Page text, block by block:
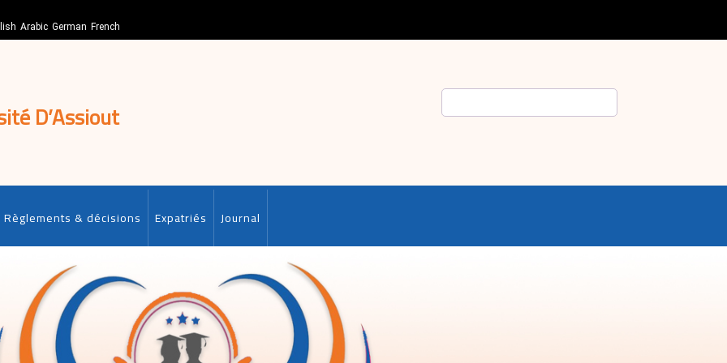
Arabic German French
D’Assiout
Règlements & décisions Expatriés Journal